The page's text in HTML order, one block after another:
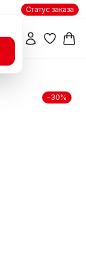
Статус заказа
-30%